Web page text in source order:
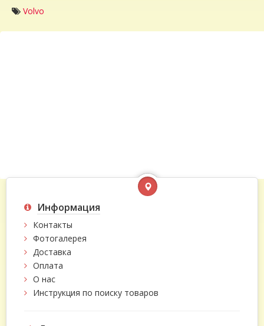
Volvo
Информация
Контакты
Фотогалерея
Доставка
Оплата
О нас
Инструкция по поиску товаров